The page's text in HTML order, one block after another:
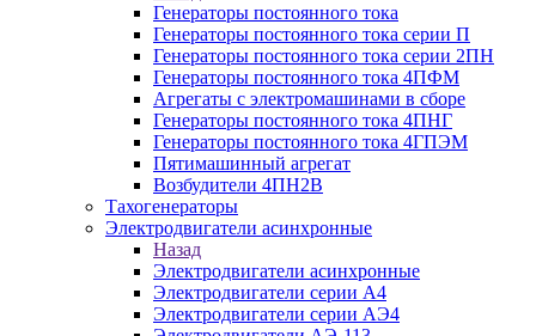
Генераторы постоянного тока
Генераторы постоянного тока серии П
Генераторы постоянного тока серии 2ПН
Генераторы постоянного тока 4ПФМ
Агрегаты с электромашинами в сборе
Генераторы постоянного тока 4ПНГ
Генераторы постоянного тока 4ГПЭМ
Пятимашинный агрегат
Возбудители 4ПН2В
Тахогенераторы
Электродвигатели асинхронные
Назад
Электродвигатели асинхронные
Электродвигатели серии А4
Электродвигатели серии АЭ4